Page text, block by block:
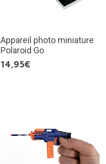
Appareil photo miniature
Polaroid Go
14,95€